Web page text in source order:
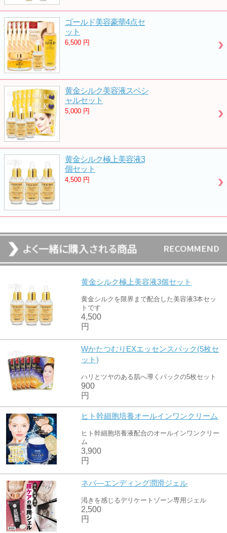
ゴールド美容豪華4点セ
ット
6,500 円
黄金シルク美容液スペシ
ャルセット
5,000 円
黄金シルク極上美容液3
個セット
4,500 円
黄金シルク極上美容液3個セット
黄金シルクを限界まで配合した美容液3本セッ
トです
4,500
円
WかたつむりEXエッセンスパック(5枚セ
ット)
ハリとツヤのある肌へ導くパックの5枚セット
900
円
ヒト幹細胞培養オールインワンクリーム
ヒト幹細胞培養液配合のオールインワンクリー
ム
3,900
円
ネバ―エンディング潤滑ジェル
渇きを感じるデリケートゾーン専用ジェル
2,500
円